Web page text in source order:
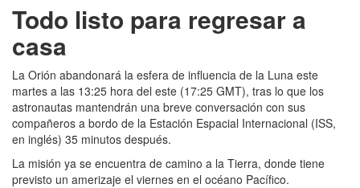
Todo listo para regresar a
casa
La Orión abandonará la esfera de influencia de la Luna este
martes a las 13:25 hora del este (17:25 GMT), tras lo que los
astronautas mantendrán una breve conversación con sus
compañeros a bordo de la Estación Espacial Internacional (ISS,
en inglés) 35 minutos después.
La misión ya se encuentra de camino a la Tierra, donde tiene
previsto un amerizaje el viernes en el océano Pacífico.